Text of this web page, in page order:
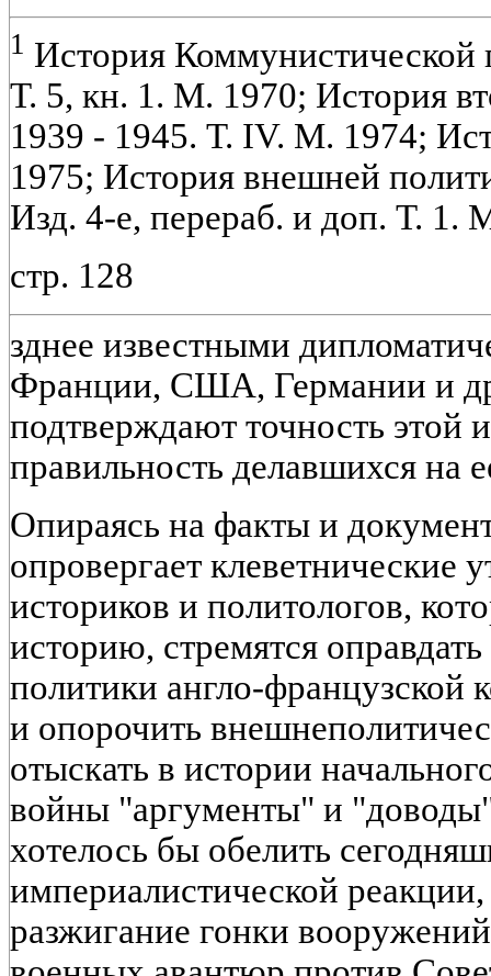
1 История Коммунистической
Т. 5, кн. 1. М. 1970; История
1939 - 1945. Т. IV. М. 1974;
1975; История внешней
Изд. 4-е, перераб. и доп. Т. 1.
стр. 128
зднее известными
Франции, США, Германии и
подтверждают точность этой
правильность делавшихся на
Опираясь на факты и
опровергает клеветнические
историков и политологов,
историю, стремятся
политики англо-французской
и опорочить
отыскать в истории
войны "аргументы" и
хотелось бы обелить
империалистической
разжигание гонки